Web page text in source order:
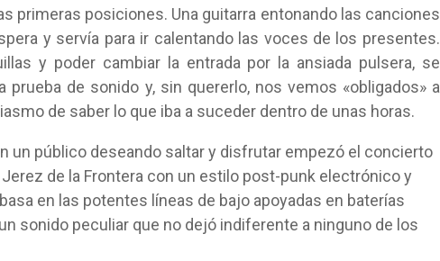
primeras posiciones. Una guitarra entonando las canciones
y servía para ir calentando las voces de los presentes.
y poder cambiar la entrada por la ansiada pulsera, se
prueba de sonido y, sin quererlo, nos vemos «obligados» a
de saber lo que iba a suceder dentro de unas horas.
un público deseando saltar y disfrutar empezó el concierto
de la Frontera con un estilo post-punk electrónico y
en las potentes líneas de bajo apoyadas en baterías
sonido peculiar que no dejó indiferente a ninguno de los